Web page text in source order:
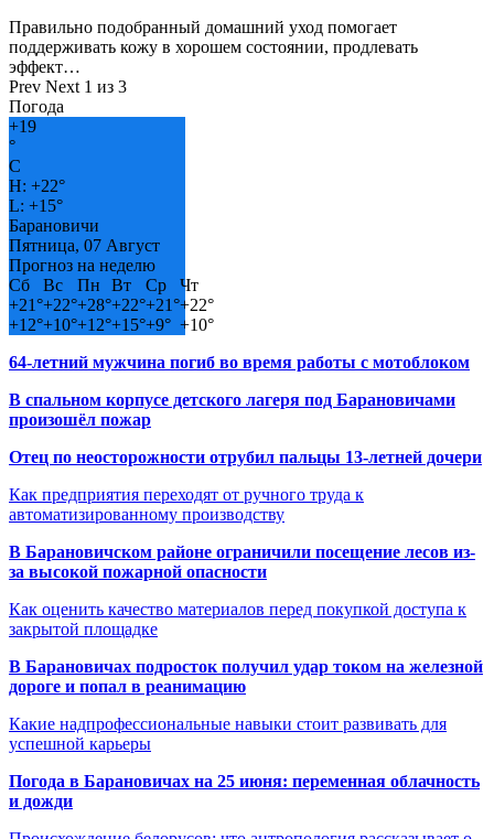
Правильно подобранный домашний уход помогает
поддерживать кожу в хорошем состоянии, продлевать
эффект…
Prev Next 1 из 3
Погода
+19
°
C
H: +22°
L: +15°
Барановичи
Пятница, 07 Август
Прогноз на неделю
Сб
Вс Пн Вт Ср
Чт
+21°+22°+28°+22°+21°+22°
+12°+10°+12°+15°+9° +10°
64-летний мужчина погиб во время работы с мотоблоком
В спальном корпусе детского лагеря под Барановичами
произошёл пожар
Отец по неосторожности отрубил пальцы 13-летней дочери
Как предприятия переходят от ручного труда к
автоматизированному производству
В Барановичском районе ограничили посещение лесов из-
за высокой пожарной опасности
Как оценить качество материалов перед покупкой доступа к
закрытой площадке
В Барановичах подросток получил удар током на железной
дороге и попал в реанимацию
Какие надпрофессиональные навыки стоит развивать для
успешной карьеры
Погода в Барановичах на 25 июня: переменная облачность
и дожди